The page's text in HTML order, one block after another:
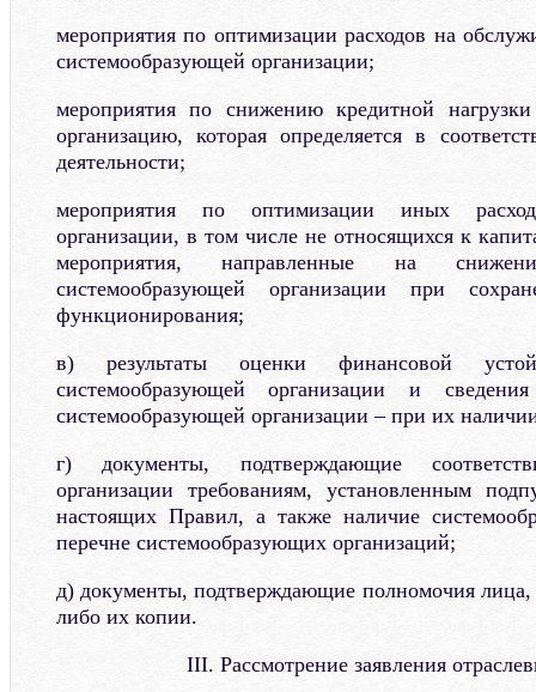
мероприятия по оптимизации расходов на
системообразующей организации;
мероприятия по снижению кредитной
организацию, которая определяется в
деятельности;
мероприятия по оптимизации иных
организации, в том числе не относящихся к
мероприятия, направленные на
системообразующей организации при
функционирования;
в) результаты оценки финансовой
системообразующей организации и
системообразующей организации – при их
г) документы, подтверждающие
организации требованиям, установленным
настоящих Правил, а также наличие
перечне системообразующих организаций;
д) документы, подтверждающие полномочия лица,
либо их копии.
III. Рассмотрение заявления